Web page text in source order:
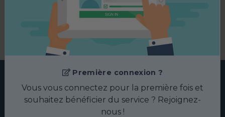
Contribuez à l'amélioration du
service !
Suggérez-nousune spécialité
additionnelle.
TOP ARTICLES EN CARDIOLOGIE
Les articles les plus lus du mois
Première connexion ?
Vous vous connectez pour la première fois et
souhaitez bénéficier du service ? Rejoignez-
nous !